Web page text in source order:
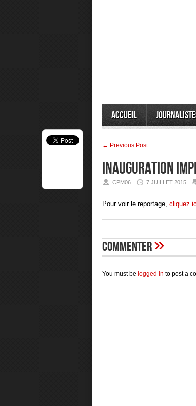
Accueil
← Previous Post
INAUGURATION
CPM06 7 JUILLET 2015
Pour voir le reportage, cliquez
Commenter»
You must be logged in to post a